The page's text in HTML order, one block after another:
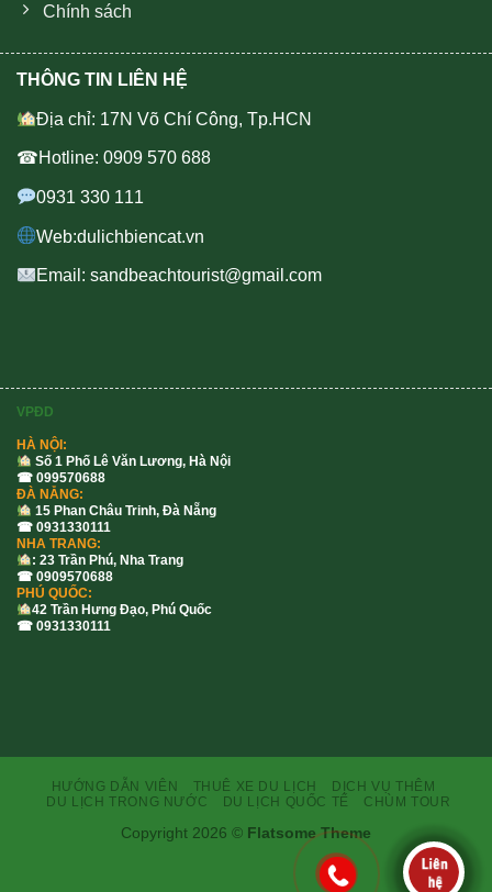
Chính sách
THÔNG TIN LIÊN HỆ
Địa chỉ: 17N Võ Chí Công, Tp.HCN
☎Hotline: 0909 570 688
0931 330 111
Web:dulichbiencat.vn
Email: sandbeachtourist@gmail.com
VPĐD
HÀ NỘI:
Số 1 Phố Lê Văn Lương, Hà Nội
☎ 099570688
ĐÀ NẴNG:
15 Phan Châu Trinh, Đà Nẵng
☎ 0931330111
NHA TRANG:
: 23 Trần Phú, Nha Trang
☎ 0909570688
PHÚ QUỐC:
42 Trần Hưng Đạo, Phú Quốc
☎ 0931330111
HƯỚNG DẪN VIÊN THUÊ XE DU LỊCH
DỊCH VỤ THÊM
DU LỊCH TRONG NƯỚC
DU LỊCH QUỐC TẾ CHÙM TOUR
Copyright 2026 © Flatsome Theme